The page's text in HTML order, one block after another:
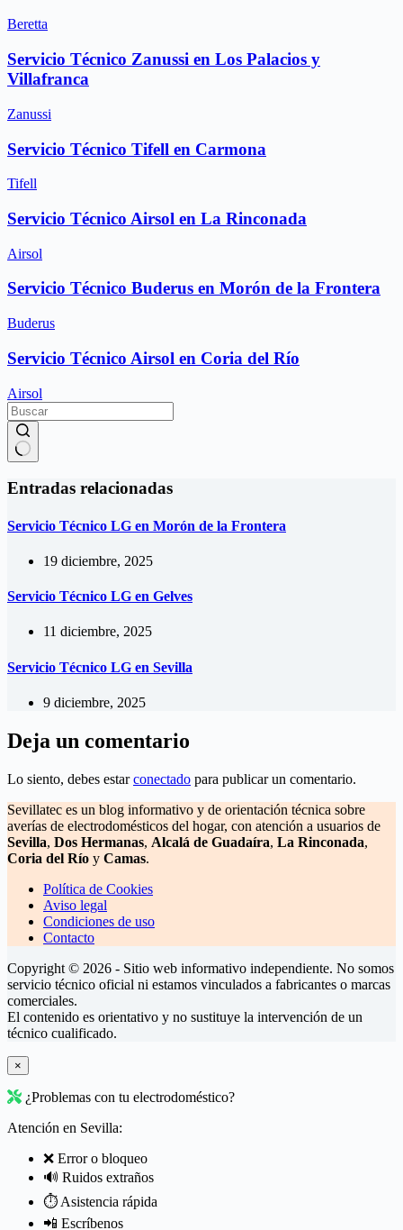
Beretta
Servicio Técnico Zanussi en Los Palacios y
Villafranca
Zanussi
Servicio Técnico Tifell en Carmona
Tifell
Servicio Técnico Airsol en La Rinconada
Airsol
Servicio Técnico Buderus en Morón de la Frontera
Buderus
Servicio Técnico Airsol en Coria del Río
Airsol
resultados
Entradas relacionadas
Servicio Técnico LG en Morón de la Frontera
19 diciembre, 2025
Servicio Técnico LG en Gelves
11 diciembre, 2025
Servicio Técnico LG en Sevilla
9 diciembre, 2025
Deja un comentario
Lo siento, debes estarconectado para publicar un comentario.
Sevillatec es un blog informativo y de orientación técnica sobre
averías de electrodomésticos del hogar, con atención a usuarios de
Sevilla, Dos Hermanas, Alcalá de Guadaíra, La Rinconada,
Coria del Río y Camas.
Política de Cookies
Aviso legal
Condiciones de uso
Contacto
Copyright © 2026 - Sitio web informativo independiente. No somos
servicio técnico oficial ni estamos vinculados a fabricantes o marcas
comerciales.
El contenido es orientativo y no sustituye la intervención de un
técnico cualificado.
×
¿Problemas con tu electrodoméstico?
Atención en Sevilla:
❌ Error o bloqueo
🔊 Ruidos extraños
⏱️ Asistencia rápida
📲 Escríbenos